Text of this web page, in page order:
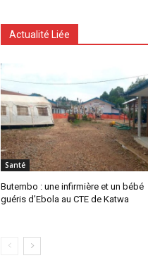
Actualité Liée
Santé
Butembo : une infirmière et un bébé
guéris d’Ebola au CTE de Katwa